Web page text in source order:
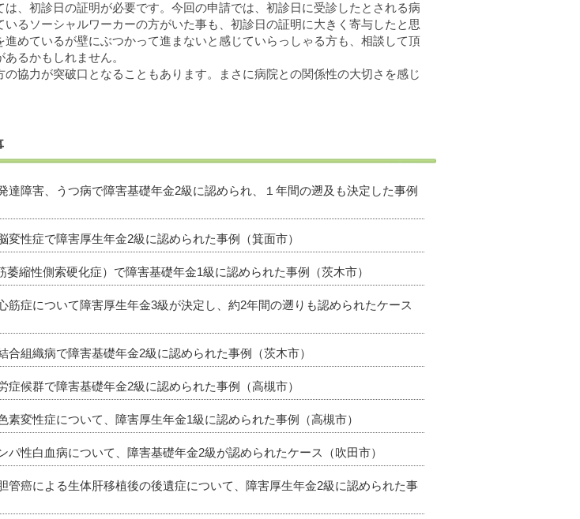
は、初診日の証明が必要です。今回の申請では、初診日に受診したとされる病
いるソーシャルワーカーの方がいた事も、初診日の証明に大きく寄与したと思
進めているが壁にぶつかって進まないと感じていらっしゃる方も、相談して頂
るかもしれません。
の協力が突破口となることもあります。まさに病院との関係性の大切さを感じ
達障害、うつ病で障害基礎年金2級に認められ、１年間の遡及も決定した事例
変性症で障害厚生年金2級に認められた事例（箕面市）
萎縮性側索硬化症）で障害基礎年金1級に認められた事例（茨木市）
筋症について障害厚生年金3級が決定し、約2年間の遡りも認められたケース
合組織病で障害基礎年金2級に認められた事例（茨木市）
症候群で障害基礎年金2級に認められた事例（高槻市）
素変性症について、障害厚生年金1級に認められた事例（高槻市）
パ性白血病について、障害基礎年金2級が認められたケース（吹田市）
管癌による生体肝移植後の後遺症について、障害厚生年金2級に認められた事